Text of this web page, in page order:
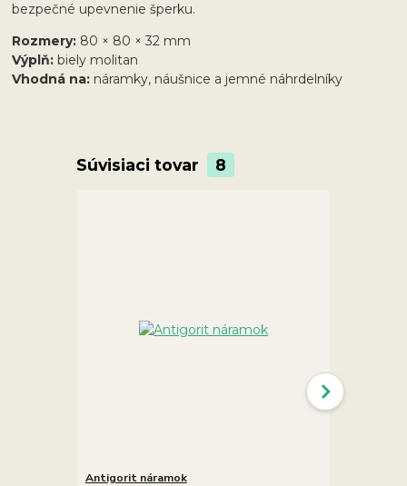
bezpečné upevnenie šperku.
Rozmery: 80 × 80 × 32 mm
Výplň: biely molitan
Vhodná na: náramky, náušnice a jemné náhrdelníky
Súvisiaci tovar 8
Antigorit náramok